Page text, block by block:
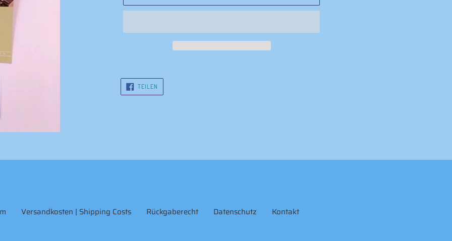
wird
zum
Warenkorb
TEILEN
TEILEN
Versandkosten | Shipping Costs Rückgaberecht Datenschutz Kontakt